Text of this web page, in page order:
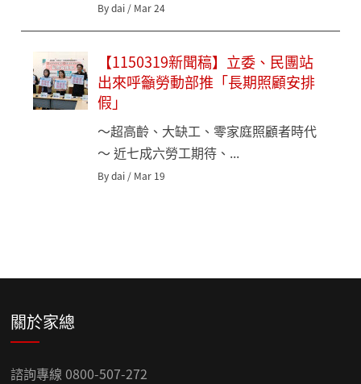
By dai / Mar 24
【1150319新聞稿】立委、民團站
出來呼籲勞動部推「長期照顧安排
假」
～超高齡、大缺工、零家庭照顧者時代
～ 近七成六勞工期待、...
By dai / Mar 19
關於家總
諮詢專線 0800-507-272